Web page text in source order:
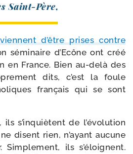
Saint-​Père,
d’être prises contre
sémi­naire d’Ecône ont créé
en France. Bien au-​delà des
dits, c’est la foule
fran­çais qui se sont
ils s’in­quiètent de l’é­vo­lu­tion
disent rien, n’ayant aucune
ils s’é­loignent.